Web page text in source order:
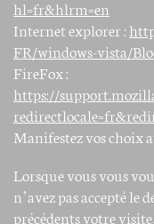
hl=fr&hlrm=en
Internet explorer :
FR/windows-vista/
FireFox :
https://
Manifestez vos choix
Lorsque vous vous
n’avez pas accepté le
précédents votre